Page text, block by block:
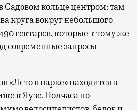
Садовом кольце центром: там
круга вокруг небольшого
гектаров, которые к тому же
современные запросы
«Лето в парке» находится в
к Яузе. Полчаса по